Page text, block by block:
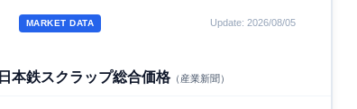
MARKET DATA Update: 2026/08/05
日本鉄スクラップ総合価格（産業新聞）